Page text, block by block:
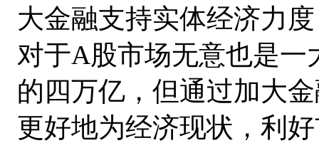
大金融支持实体经济力
对于A股市场无意也是一
的四万亿，但通过加大
更好地为经济现状，利